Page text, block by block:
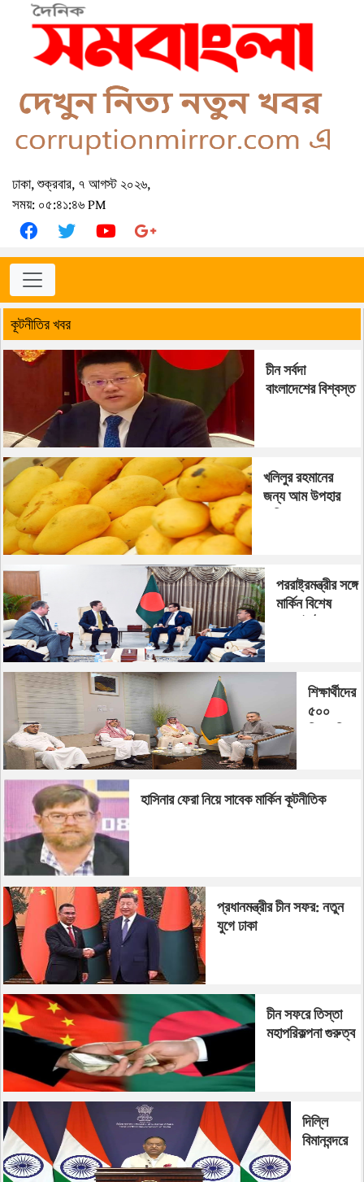
ঢাকা, শুক্রবার, ৭ আগস্ট ২০২৬,
সময়: ০৫:৪১:৪৬ PM
কূটনীতির খবর
চীন সর্বদা
বাংলাদেশের বিশ্বস্ত
খলিলুর রহমানের
জন্য আম উপহার
পাকিস্তানের
পররাষ্ট্রমন্ত্রীর সঙ্গে
মার্কিন বিশেষ
দূতের বৈঠক
শিক্ষার্থীদের
৫০০
শিক্ষাবৃত্তি
হাসিনার ফেরা নিয়ে সাবেক মার্কিন কূটনীতিক
প্রধানমন্ত্রীর চীন সফর: নতুন
যুগে ঢাকা
চীন সফরে তিস্তা
মহাপরিকল্পনা গুরুত্ব
দিল্লি
বিমানবন্দরে